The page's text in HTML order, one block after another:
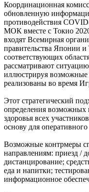
Координационная
обновленную
противодействия
МОК вместе с Токио
входят Всемирная
правительства Японии и
соответствующих
рассматривают
иллюстрируя возможные
реализованы во время
Этот стратегический
определения возможных
здоровья всех
основу для
Возможные контрмеры
направлениям: приезд /
дистанцирование;
еда и напитки;
информационное